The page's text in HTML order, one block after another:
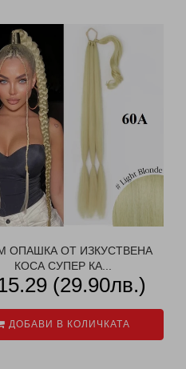
ОПАШКА ОТ ИЗКУСТВЕНА
КОСА СУПЕР КА...
(29.90лв.)
ДОБАВИ В КОЛИЧКАТА